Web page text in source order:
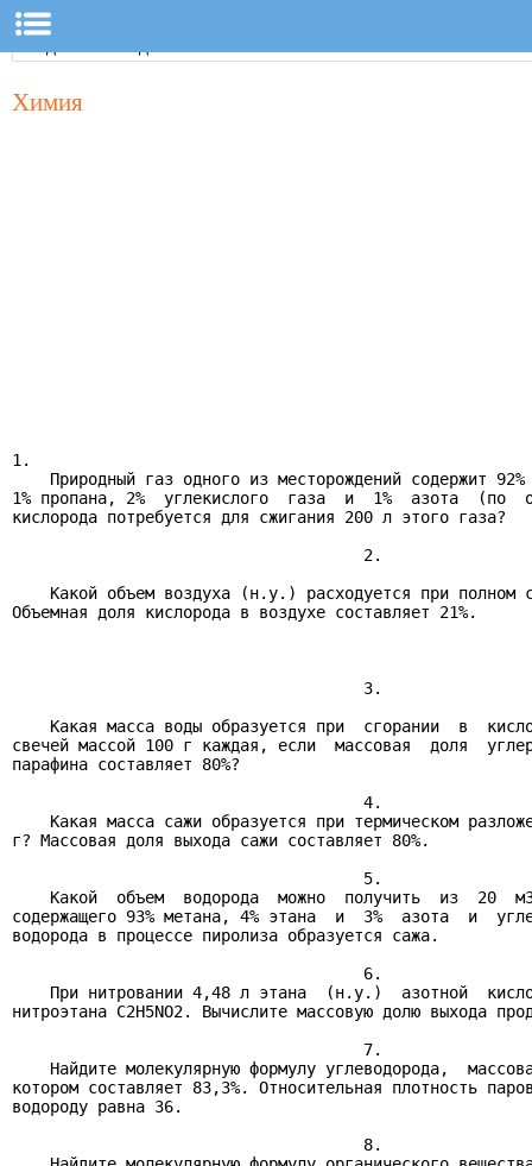
Химия
1.
Природный газ одного из месторождений содержит
1% пропана, 2%  углекислого  газа  и  1%  азота  (по
кислорода потребуется для сжигания 200 л этого газа?
                                     2.
Какой объем воздуха (н.у.) расходуется при полном
Объемная доля кислорода в воздухе составляет 21%.
                                     3.
Какая масса воды образуется при  сгорании  в
свечей массой 100 г каждая, если  массовая  доля
парафина составляет 80%?
                                     4.
Какая масса сажи образуется при термическом
г? Массовая доля выхода сажи составляет 80%.
                                     5.
Какой  объем  водорода  можно  получить  из  20
содержащего 93% метана, 4% этана  и  3%  азота  и
водорода в процессе пиролиза образуется сажа.
                                     6.
При нитровании 4,48 л этана  (н.у.)  азотной
нитроэтана C2H5NO2. Вычислите массовую долю выхода
                                     7.
Найдите молекулярную формулу углеводорода,
котором составляет 83,3%. Относительная плотность
водороду равна 36.
                                     8.